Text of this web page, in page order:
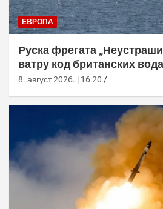
ЕВРОПА
Руска фрегата
ватру код британских
морнарица појачала
8. август 2026. | 16:20